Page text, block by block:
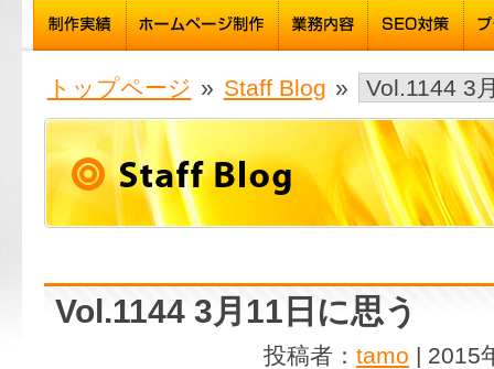
トップページ » Staff Blog » Vol.1144 3
Vol.1144 3月11日に思う
投稿者： tamo | 2015